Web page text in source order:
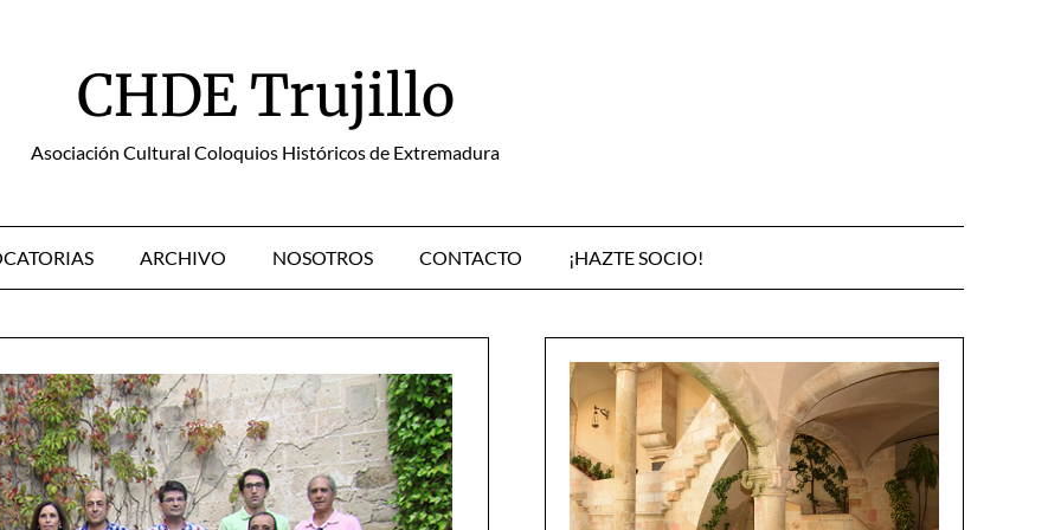
CHDE Trujillo
Asociación Cultural Coloquios Históricos de Extremadura
ARCHIVO NOSOTROS CONTACTO ¡HAZTE SOCIO!